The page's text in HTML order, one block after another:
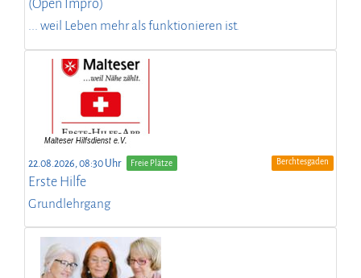
(Open Impro)
... weil Leben mehr als funktionieren ist.
22.08.2026, 08:30 Uhr Freie Plätze Berchtesgaden
Erste Hilfe
Grundlehrgang